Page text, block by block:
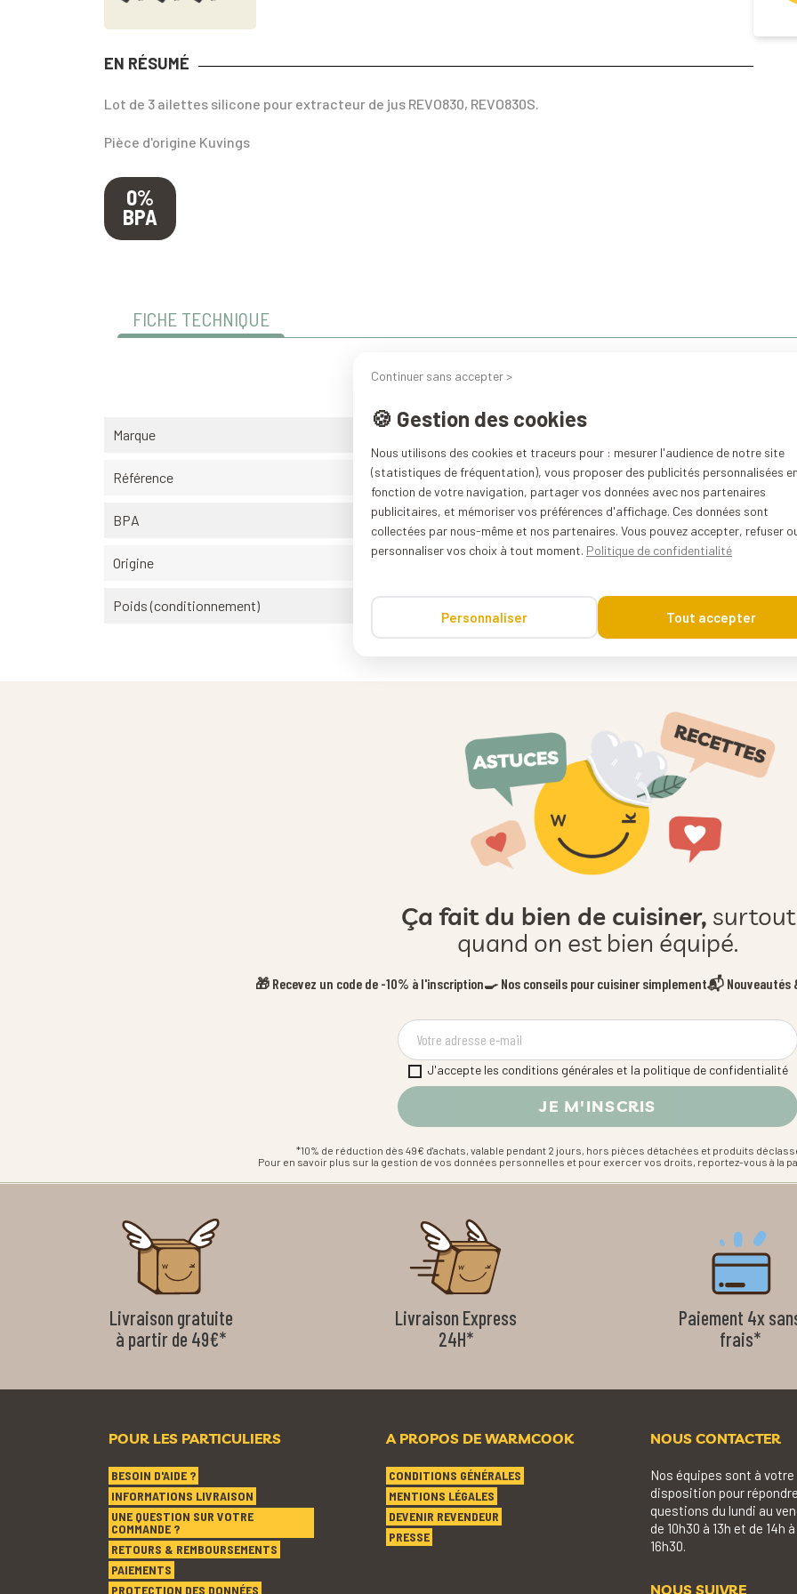
EN RÉSUMÉ
Lot de 3 ailettes silicone pour extracteur de jus REVO830, REVO830S.
Pièce d'origine Kuvings
0%
BPA
FICHE TECHNIQUE
Marque
Référence R15
BPA 0%
Origine Corée du sud
Poids (conditionnement)
Ça fait du bien de cuisiner, surtout
quand on est bien équipé.
🎁 Recevez un code de -10% à l'inscription🍳 Nos conseils pour cuisiner simplement📬 Nouveautés
J'accepte les conditions générales et la politique de confidentialité
*10% de réduction dès 49€ d'achats, valable pendant 2 jours, hors pièces détachées et produits
Pour en savoir plus sur la gestion de vos données personnelles et pour exercer vos droits, reportez-vous à la
Livraison gratuite
à partir de 49€*
Livraison Express
24H*
Paiement 4x
frais*
POUR LES PARTICULIERS
BESOIN D'AIDE ?
INFORMATIONS LIVRAISON
UNE QUESTION SUR VOTRE
COMMANDE ?
RETOURS & REMBOURSEMENTS
PAIEMENTS
PROTECTION DES DONNÉES
A PROPOS DE WARMCOOK
CONDITIONS GÉNÉRALES
MENTIONS LÉGALES
DEVENIR REVENDEUR
PRESSE
NOUS CONTACTER
Nos équipes sont à votre
disposition pour
questions du lundi au
de 10h30 à 13h et de 14h à
16h30.
NOUS SUIVRE
Continuer sans accepter >
🍪 Gestion des cookies
Nous utilisons des cookies et traceurs pour : mesurer l'audience de notre site
(statistiques de fréquentation), vous proposer des publicités personnalisées
fonction de votre navigation, partager vos données avec nos partenaires
publicitaires, et mémoriser vos préférences d'affichage. Ces données sont
collectées par nous-même et nos partenaires. Vous pouvez accepter, refuser
personnaliser vos choix à tout moment. Politique de confidentialité
Personnaliser Tout accepter